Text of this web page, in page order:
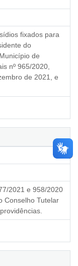
fixados para
do
de
nº 965/2020,
de 2021, e
2021 e 958/2020
Conselho Tutelar